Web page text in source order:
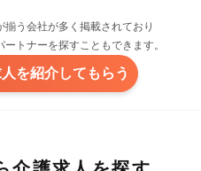
う会社が多く掲載されており
トナーを探すこともできます。
を紹介してもらう